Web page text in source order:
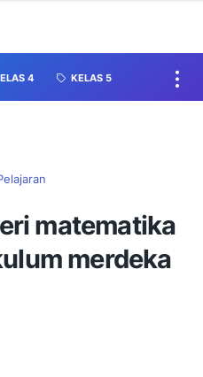
4 KELAS 5
matematika
merdeka